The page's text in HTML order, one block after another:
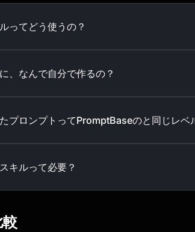
ってどう使うの？
、なんで自分で作るの？
プロンプトってPromptBaseのと同じレベ
キルって必要？